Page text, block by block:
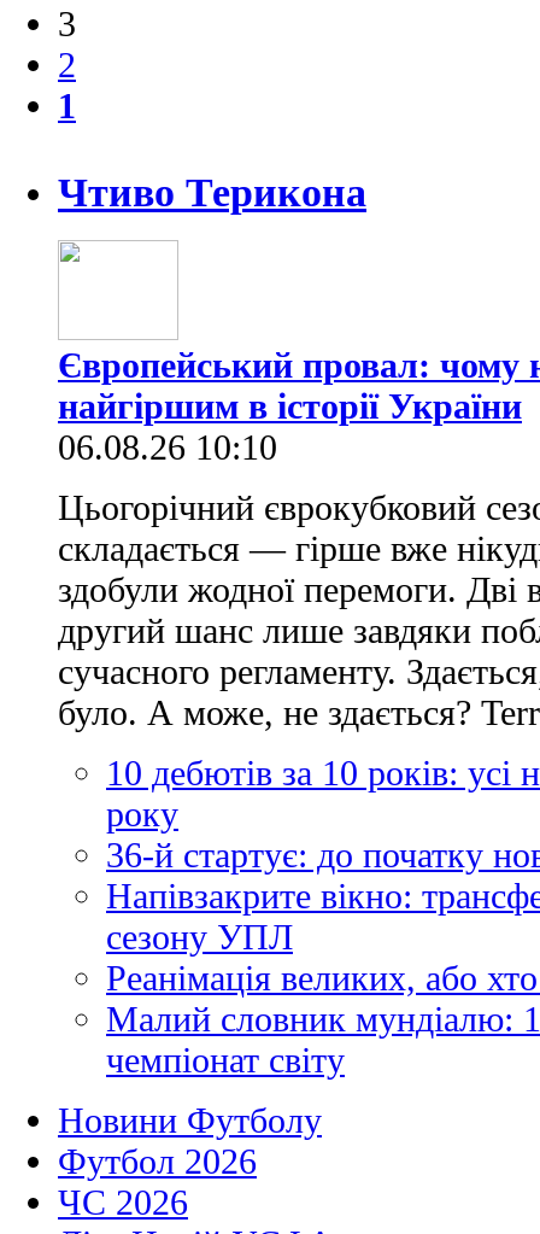
3
2
1
Чтиво Терикона
Європейський провал: чому
найгіршим в історії України
06.08.26 10:10
Цьогорічний єврокубковий
складається — гірше вже
здобули жодної перемоги.
другий шанс лише завдяки
сучасного регламенту.
було. А може, не здається?
10 дебютів за 10 років:
року
36-й стартує: до початку
Напівзакрите вікно:
сезону УПЛ
Реанімація великих, або
Малий словник мундіалю:
чемпіонат світу
Новини Футболу
Футбол 2026
ЧС 2026